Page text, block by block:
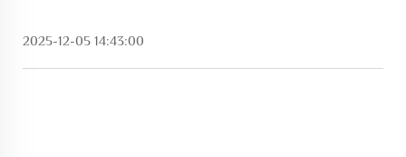
2025-12-05 14:43:00